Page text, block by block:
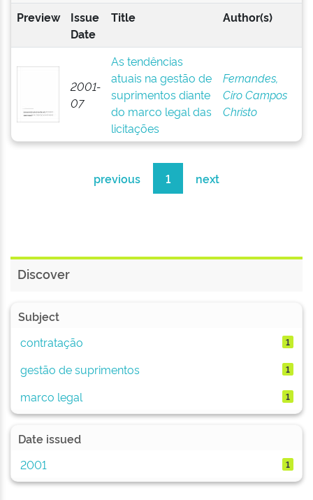
Preview
Issue
Date
Title Author(s)
2001-
07
As tendências
atuais na gestão de
suprimentos diante
do marco legal das
licitações
Fernandes,
Ciro Campos
Christo
previous 1 next
Discover
Subject
contratação
1
gestão de suprimentos 1
marco legal 1
Date issued
2001
1